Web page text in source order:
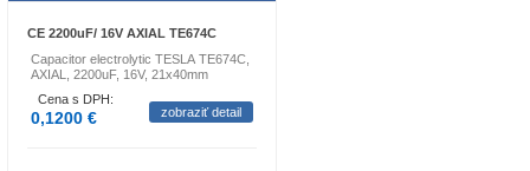
CE 2200uF/ 16V AXIAL TE674C
Capacitor electrolytic TESLA TE674C,
AXIAL, 2200uF, 16V, 21x40mm
Cena s DPH:
0,1200 € zobraziť detail